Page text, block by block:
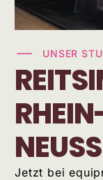
UNSER
NEUSS
Jetzt bei